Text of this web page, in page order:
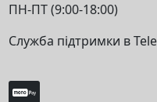
ПН-ПТ (9:00-18:00)
Служба підтримки в